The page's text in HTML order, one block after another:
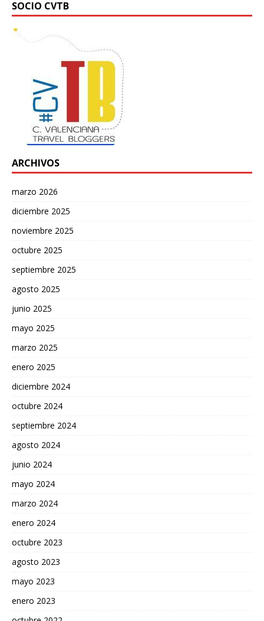
SOCIO CVTB
ARCHIVOS
marzo 2026
diciembre 2025
noviembre 2025
octubre 2025
septiembre 2025
agosto 2025
junio 2025
mayo 2025
marzo 2025
enero 2025
diciembre 2024
octubre 2024
septiembre 2024
agosto 2024
junio 2024
mayo 2024
marzo 2024
enero 2024
octubre 2023
agosto 2023
mayo 2023
enero 2023